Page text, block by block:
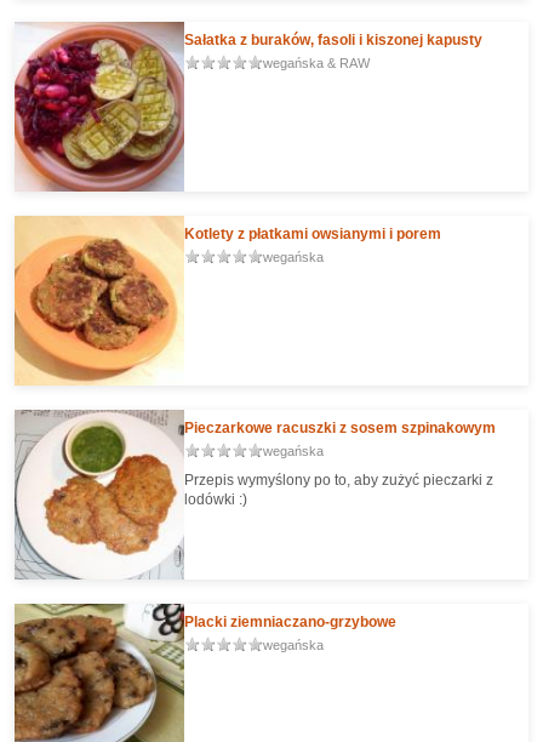
Sałatka z buraków, fasoli i kiszonej kapusty
wegańska & RAW
Kotlety z płatkami owsianymi i porem
wegańska
Pieczarkowe racuszki z sosem szpinakowym
wegańska
Przepis wymyślony po to, aby zużyć pieczarki z
lodówki :)
Placki ziemniaczano-grzybowe
wegańska